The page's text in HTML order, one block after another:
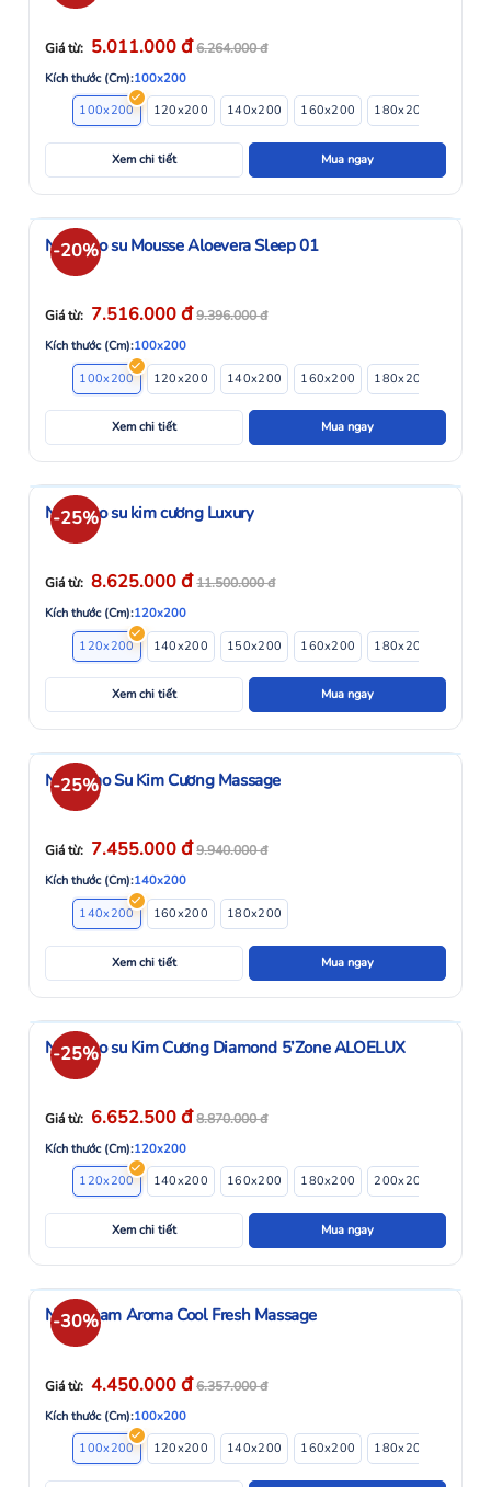
Giá từ: 5.011.000đ6.264.000đ
Kích thước (Cm):100x200
100x200
120x200 140x200 160x200 180x200
Xem chi tiết Mua ngay
-20%
Nệm cao su Mousse Aloevera Sleep 01
Giá từ: 7.516.000đ9.396.000đ
Kích thước (Cm):100x200
100x200
120x200 140x200 160x200 180x200
Xem chi tiết Mua ngay
-25%
Nệm cao su kim cương Luxury
Giá từ: 8.625.000đ11.500.000đ
Kích thước (Cm):120x200
120x200
140x200 150x200 160x200 180x200
Xem chi tiết Mua ngay
-25%
Nệm Cao Su Kim Cương Massage
Giá từ: 7.455.000đ9.940.000đ
Kích thước (Cm):140x200
140x200
160x200 180x200
Xem chi tiết Mua ngay
-25%
Nệm cao su Kim Cương Diamond 5’Zone ALOELUX
Giá từ: 6.652.500đ8.870.000đ
Kích thước (Cm):120x200
120x200
140x200 160x200 180x200 200x200
Xem chi tiết Mua ngay
-30%
Nệm Foam Aroma Cool Fresh Massage
Giá từ: 4.450.000đ6.357.000đ
Kích thước (Cm):100x200
100x200
120x200 140x200 160x200 180x200